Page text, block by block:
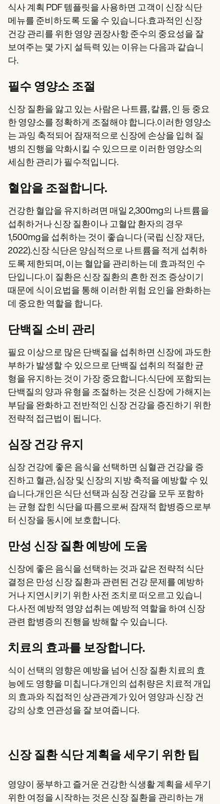
식사 계획 PDF 템플릿을 사용하면 고객이 신장 식단
메뉴를 준비하도록 도울 수 있습니다.효과적인 신장
건강 관리를 위한 영양 권장사항 준수의 중요성을 잘
보여주는 몇 가지 설득력 있는 이유는 다음과 같습니
다.
필수 영양소 조절
신장 질환을 앓고 있는 사람은 나트륨, 칼륨, 인 등 중요
한 영양소를 정확하게 조절해야 합니다.이러한 영양소
는 과잉 축적되어 잠재적으로 신장에 손상을 입혀 질
병의 진행을 악화시킬 수 있으므로 이러한 영양소의
세심한 관리가 필수적입니다.
혈압을 조절합니다.
건강한 혈압을 유지하려면 매일 2,300mg의 나트륨을
섭취하거나 신장 질환이나 고혈압 환자의 경우
1,500mg을 섭취하는 것이 좋습니다 (국립 신장 재단,
2022).신장 식단은 양심적으로 나트륨을 적게 섭취하
도록 제한되며, 이는 혈압을 관리하는 데 효과적인 수
단입니다.이 질환은 신장 질환의 흔한 전조 증상이기
때문에 식이요법을 통해 이러한 위험 요인을 완화하는
데 중요한 역할을 합니다.
단백질 소비 관리
필요 이상으로 많은 단백질을 섭취하면 신장에 과도한
부하가 발생할 수 있으므로 단백질 섭취의 적절한 균
형을 유지하는 것이 가장 중요합니다.식단에 포함되는
단백질의 양과 유형을 조절하는 것은 신장에 가해지는
부담을 완화하고 전반적인 신장 건강을 증진하기 위한
전략적 접근법이 됩니다.
심장 건강 유지
심장 건강에 좋은 음식을 선택하면 심혈관 건강을 증
진하고 혈관, 심장 및 신장의 지방 축적을 예방할 수 있
습니다.개인은 식단 선택과 심장 건강을 모두 포함하
는 균형 잡힌 식단을 따름으로써 잠재적 합병증으로부
터 신장을 동시에 보호합니다.
만성 신장 질환 예방에 도움
신장에 좋은 음식을 선택하는 것과 같은 전략적 식단
결정은 만성 신장 질환과 관련된 건강 문제를 예방하
거나 지연시키기 위한 사전 조치로 떠오르고 있습니
다.사전 예방적 영양 섭취는 예방적 역할을 하여 신장
관련 합병증의 진행을 방해할 수 있습니다.
치료의 효과를 보장합니다.
식이 선택의 영향은 예방을 넘어 신장 질환 치료의 효
능에도 영향을 미칩니다.개인의 섭취량은 치료적 개입
의 효과와 직접적인 상관관계가 있어 영양과 신장 건
강의 상호 연관성을 잘 보여줍니다.
신장 질환 식단 계획을 세우기 위한 팁
영양이 풍부하고 즐거운 건강한 식생활 계획을 세우기
위한 여정을 시작하는 것은 신장 질환을 관리하는 개